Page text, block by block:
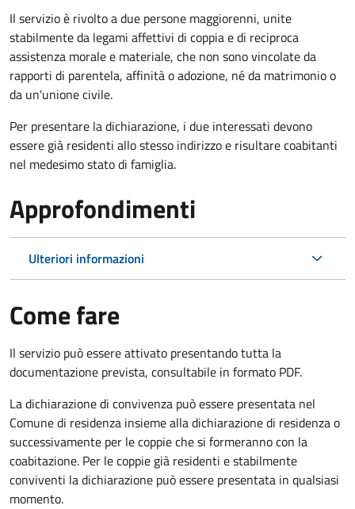
Il servizio è rivolto a due persone maggiorenni, unite
stabilmente da legami affettivi di coppia e di reciproca
assistenza morale e materiale, che non sono vincolate da
rapporti di parentela, affinità o adozione, né da matrimonio o
da un'unione civile.
Per presentare la dichiarazione, i due interessati devono
essere già residenti allo stesso indirizzo e risultare coabitanti
nel medesimo stato di famiglia.
Approfondimenti
Ulteriori informazioni
Come fare
Il servizio può essere attivato presentando tutta la
documentazione prevista, consultabile in formato PDF.
La dichiarazione di convivenza può essere presentata nel
Comune di residenza insieme alla dichiarazione di residenza o
successivamente per le coppie che si formeranno con la
coabitazione. Per le coppie già residenti e stabilmente
conviventi la dichiarazione può essere presentata in qualsiasi
momento.